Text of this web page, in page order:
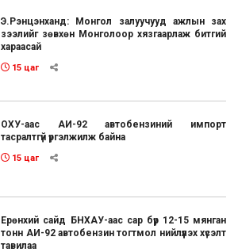
Э.Рэнцэнханд: Монгол залуучууд ажлын зах
зээлийг зөвхөн Монголоор хязгаарлаж битгий
хараасай
15 цаг
ОХУ-аас АИ-92 автобензиний импорт
тасралтгүй үргэлжилж байна
15 цаг
Ерөнхий сайд БНХАУ-аас сар бүр 12-15 мянган
тонн АИ-92 автобензин тогтмол нийлүүлэх хүсэлт
тавилаа